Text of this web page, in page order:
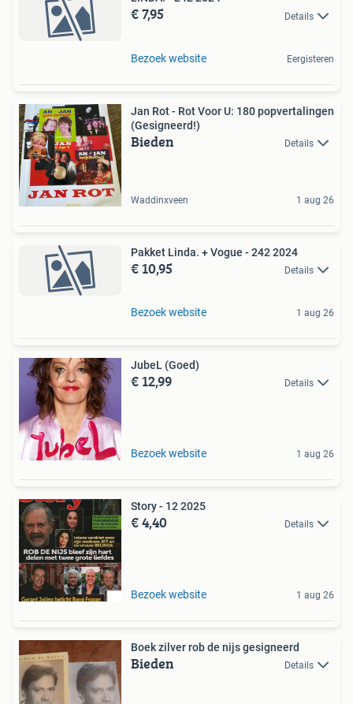
€ 7,95 Details
Bezoek website Eergisteren
Jan Rot - Rot Voor U: 180 popvertalingen
(Gesigneerd!)
Bieden Details
Waddinxveen 1 aug 26
Pakket Linda. + Vogue - 242 2024
€ 10,95 Details
Bezoek website 1 aug 26
JubeL (Goed)
€ 12,99 Details
Bezoek website 1 aug 26
Story - 12 2025
€ 4,40 Details
Bezoek website 1 aug 26
Boek zilver rob de nijs gesigneerd
Bieden Details